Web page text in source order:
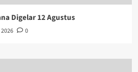
Digelar 12 Agustus
0